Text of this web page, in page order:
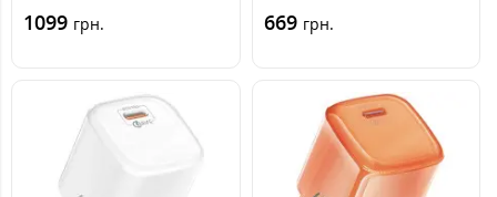
C to Type-C Gray, Сірий
1099 грн.
White, Білий
669 грн.